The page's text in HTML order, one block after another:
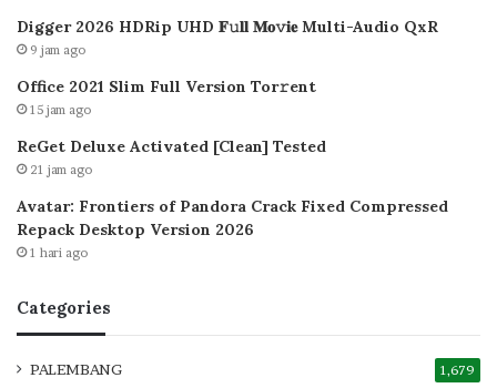
Digger 2026 HDRip UHD 𝐅𝚞𝐥𝐥 𝐌𝐨𝚟𝐢𝐞 Multi-Audio QxR
9 jam ago
Office 2021 Slim Full Version Tor𝚛ent
15 jam ago
ReGet Deluxe Activated [Clean] Tested
21 jam ago
Avatar: Frontiers of Pandora Crack Fixed Compressed
Repack Desktop Version 2026
1 hari ago
Categories
PALEMBANG 1,679